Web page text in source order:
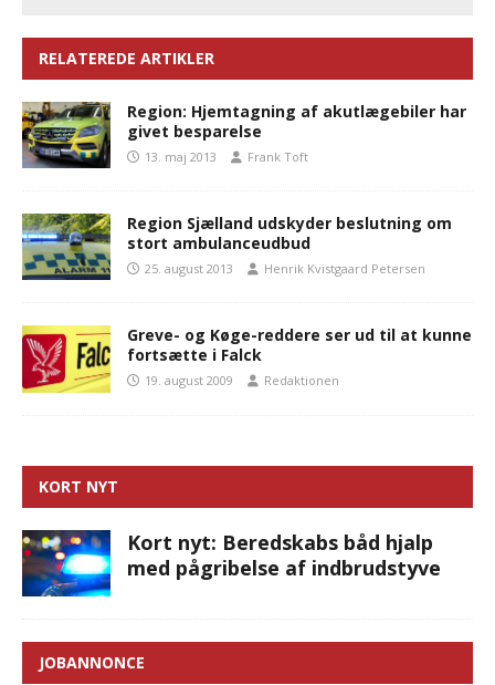
RELATEREDE ARTIKLER
Region: Hjemtagning af akutlægebiler har
givet besparelse
13. maj 2013 Frank Toft
Region Sjælland udskyder beslutning om
stort ambulanceudbud
25. august 2013 Henrik Kvistgaard Petersen
Greve- og Køge-reddere ser ud til at kunne
fortsætte i Falck
19. august 2009 Redaktionen
KORT NYT
Kort nyt: Beredskabs båd hjalp
med pågribelse af indbrudstyve
JOBANNONCE